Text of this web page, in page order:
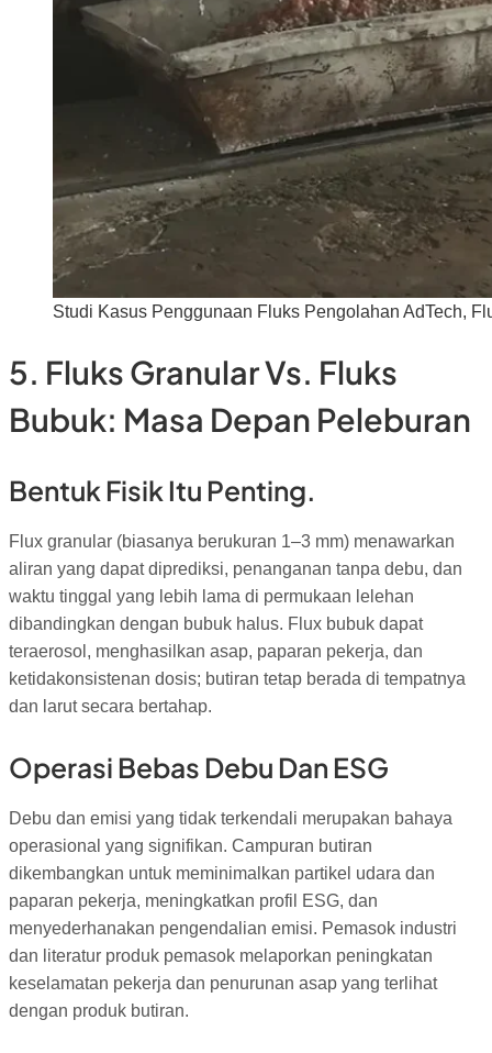
Studi Kasus Penggunaan Fluks Pengolahan AdTech,
5. Fluks Granular Vs. Fluks
Bubuk: Masa Depan Peleburan
Bentuk Fisik Itu Penting.
Flux granular (biasanya berukuran 1–3 mm) menawarkan
aliran yang dapat diprediksi, penanganan tanpa debu, dan
waktu tinggal yang lebih lama di permukaan lelehan
dibandingkan dengan bubuk halus. Flux bubuk dapat
teraerosol, menghasilkan asap, paparan pekerja, dan
ketidakonsistenan dosis; butiran tetap berada di tempatnya
dan larut secara bertahap.
Operasi Bebas Debu Dan ESG
Debu dan emisi yang tidak terkendali merupakan bahaya
operasional yang signifikan. Campuran butiran
dikembangkan untuk meminimalkan partikel udara dan
paparan pekerja, meningkatkan profil ESG, dan
menyederhanakan pengendalian emisi. Pemasok industri
dan literatur produk pemasok melaporkan peningkatan
keselamatan pekerja dan penurunan asap yang terlihat
dengan produk butiran.